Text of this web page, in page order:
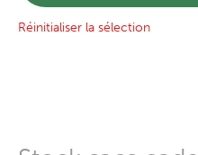
Réinitialiser la sélection